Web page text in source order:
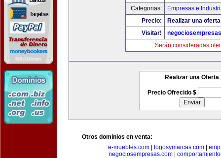
Categorias:
Empresas e
Precio:
Realizar una
Visitar!
Serán consideradas
Realizar una Oferta
Precio Ofrecido $
Otros dominios en venta:
e-muebles.com
logosymarcas.com
negociosempresas.com|